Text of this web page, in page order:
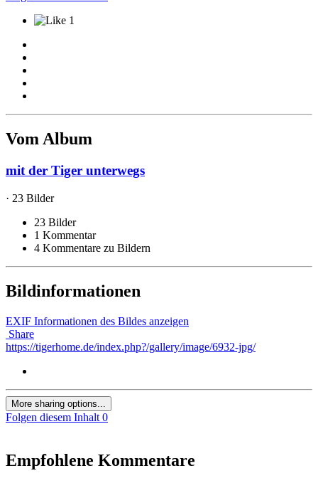
1
Vom Album
mit der Tiger unterwegs
· 23 Bilder
23 Bilder
1 Kommentar
4 Kommentare zu Bildern
Bildinformationen
EXIF Informationen des Bildes anzeigen
Share
https://tigerhome.de/index.php?/gallery/image/6932-jpg/
More sharing options...
Folgen diesem Inhalt 0
Empfohlene Kommentare